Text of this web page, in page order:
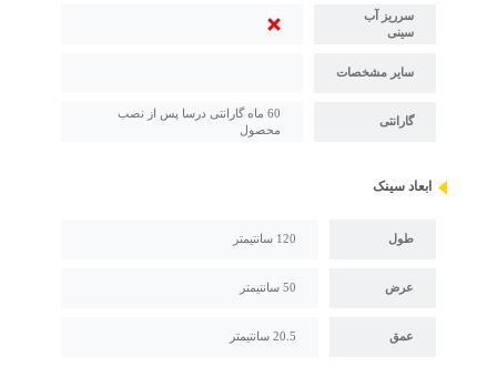
سرریز آب
سینی
سایر مشخصات
گارانتی
60 ماه گارانتی درسا پس از نصب
محصول
ابعاد سینک
طول 120 سانتیمتر
عرض 50 سانتیمتر
عمق 20.5 سانتیمتر